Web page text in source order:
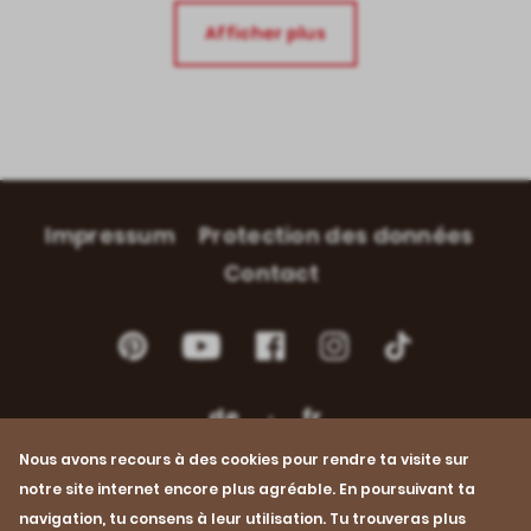
Nous avons recours à des cookies pour rendre ta visite sur
notre site internet encore plus agréable. En poursuivant ta
navigation, tu consens à leur utilisation. Tu trouveras plus
Afficher plus
Impressum
Protection des données
Contact
PinterestYouTubeFacebookInstagramInstagram
de fr
© 2026 Proviande